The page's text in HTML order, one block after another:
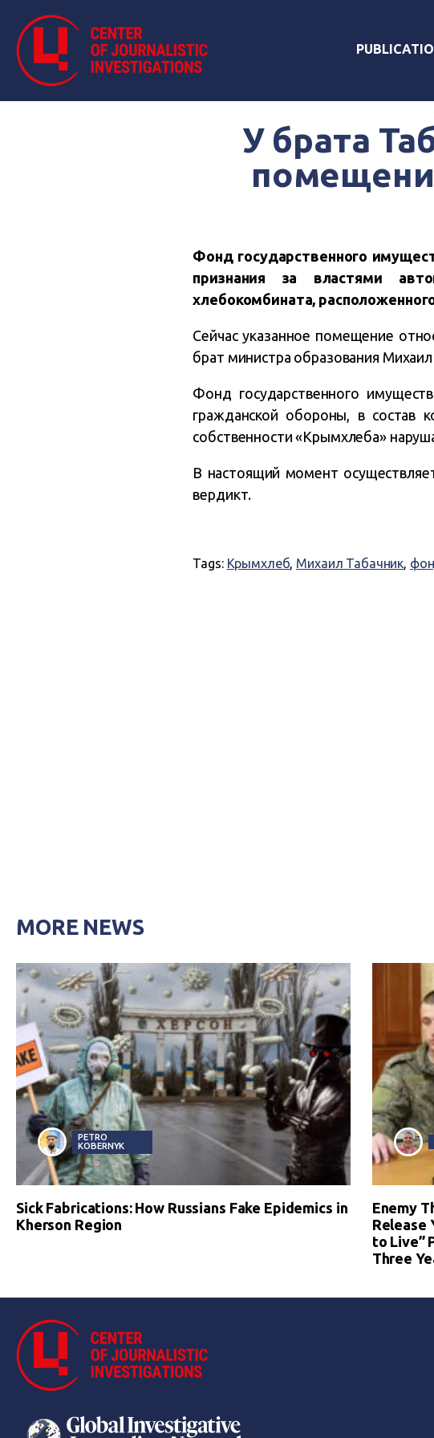
У брата
Фонд государственного
признания за властями
хлебокомбината,
Сейчас указанное помещение
брат министра образования
Фонд государственного
гражданской обороны, в состав
собственности «Крымхлеба»
В настоящий момент
вердикт.
Tags: Крымхлеб, Михаил Табачник,
MORE NEWS
PETRO
KOBERNYK
Sick Fabrications: How Russians Fake Epidemics in
Kherson Region
Enemy
Release
to Live”
Three